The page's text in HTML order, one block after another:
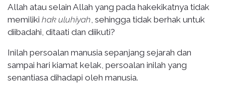
Allah atau selain Allah yang pada hakekikatnya tidak
memiliki hak uluhiyah , sehingga tidak berhak untuk
diibadahi, ditaati dan diikuti?
Inilah persoalan manusia sepanjang sejarah dan
sampai hari kiamat kelak, persoalan inilah yang
senantiasa dihadapi oleh manusia.